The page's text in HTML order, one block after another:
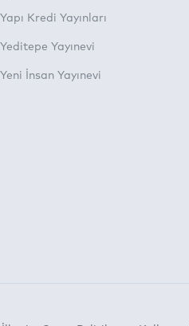
Yapı Kredi Yayınları
Yeditepe Yayınevi
Yeni İnsan Yayınevi